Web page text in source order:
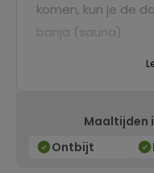
komen, kun je de
banja (sauna).
Maaltijden
Ontbijt